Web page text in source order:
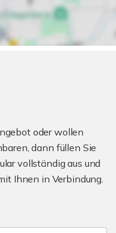
oder wollen
dann füllen Sie
vollständig aus und
Ihnen in Verbindung.